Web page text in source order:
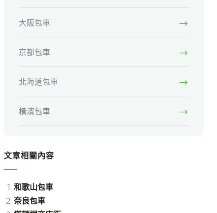
大阪包車
京都包車
北海道包車
橫濱包車
文章相關內容
和歌山包車
奈良包車